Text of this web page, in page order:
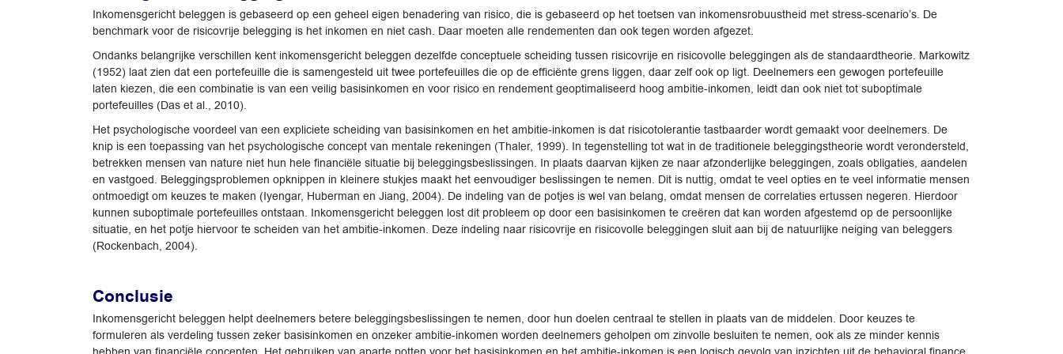
Inkomensgericht beleggen is gebaseerd op een geheel eigen benadering van risico, die is gebaseerd op het toetsen van inkomensrobuustheid met stress-scenario’s. De
benchmark voor de risicovrije belegging is het inkomen en niet cash. Daar moeten alle rendementen dan ook tegen worden afgezet.
Ondanks belangrijke verschillen kent inkomensgericht beleggen dezelfde conceptuele scheiding tussen risicovrije en risicovolle beleggingen als de standaardtheorie. Markowitz
(1952) laat zien dat een portefeuille die is samengesteld uit twee portefeuilles die op de efficiënte grens liggen, daar zelf ook op ligt. Deelnemers een gewogen portefeuille
laten kiezen, die een combinatie is van een veilig basisinkomen en voor risico en rendement geoptimaliseerd hoog ambitie-inkomen, leidt dan ook niet tot suboptimale
portefeuilles (Das et al., 2010).
Het psychologische voordeel van een expliciete scheiding van basisinkomen en het ambitie-inkomen is dat risicotolerantie tastbaarder wordt gemaakt voor deelnemers. De
knip is een toepassing van het psychologische concept van mentale rekeningen (Thaler, 1999). In tegenstelling tot wat in de traditionele beleggingstheorie wordt verondersteld,
betrekken mensen van nature niet hun hele financiële situatie bij beleggingsbeslissingen. In plaats daarvan kijken ze naar afzonderlijke beleggingen, zoals obligaties, aandelen
en vastgoed. Beleggingsproblemen opknippen in kleinere stukjes maakt het eenvoudiger beslissingen te nemen. Dit is nuttig, omdat te veel opties en te veel informatie mensen
ontmoedigt om keuzes te maken (Iyengar, Huberman en Jiang, 2004). De indeling van de potjes is wel van belang, omdat mensen de correlaties ertussen negeren. Hierdoor
kunnen suboptimale portefeuilles ontstaan. Inkomensgericht beleggen lost dit probleem op door een basisinkomen te creëren dat kan worden afgestemd op de persoonlijke
situatie, en het potje hiervoor te scheiden van het ambitie-inkomen. Deze indeling naar risicovrije en risicovolle beleggingen sluit aan bij de natuurlijke neiging van beleggers
(Rockenbach, 2004).
Conclusie
Inkomensgericht beleggen helpt deelnemers betere beleggingsbeslissingen te nemen, door hun doelen centraal te stellen in plaats van de middelen. Door keuzes te
formuleren als verdeling tussen zeker basisinkomen en onzeker ambitie-inkomen worden deelnemers geholpen om zinvolle besluiten te nemen, ook als ze minder kennis